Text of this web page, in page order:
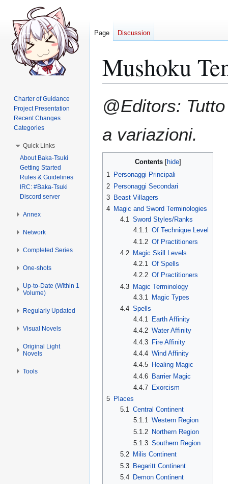
Mushoku
to
to
@Editors:
a variazioni.
Contents
1 Personaggi Principali
2 Personaggi Secondari
3 Beast Villagers
4 Magic and Sword Terminologies
4.1 Sword Styles/Ranks
4.1.1 Of Technique Level
4.1.2 Of Practitioners
4.2
Magic Skill Levels
4.2.1 Of Spells
4.2.2 Of Practitioners
4.3 Magic Terminology
4.3.1
Magic Types
4.4 Spells
4.4.1 Earth Affinity
4.4.2 Water Affinity
4.4.3 Fire Affinity
4.4.4 Wind Affinity
4.4.5 Healing Magic
4.4.6 Barrier Magic
4.4.7 Exorcism
5 Places
5.1 Central Continent
5.1.1 Western Region
5.1.2 Northern Region
5.1.3 Southern Region
5.2
Milis Continent
5.3 Begaritt Continent
5.4
Demon Continent
Page Discussion
Charter of Guidance
Project Presentation
Recent Changes
Categories
Quick Links
About Baka-Tsuki
Getting Started
Rules & Guidelines
IRC: #Baka-Tsuki
Discord server
Annex
Network
Completed Series
One-shots
Up-to-Date (Within 1
Volume)
Regularly Updated
Visual Novels
Original Light
Novels
Tools